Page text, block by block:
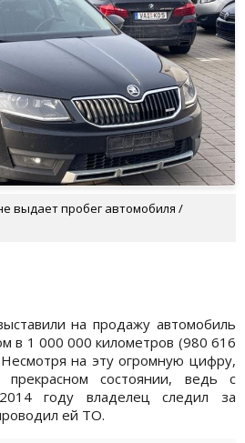
выдает пробег автомобиля /
на продажу автомобиль
в 1 000 000 километров (980 616
на эту огромную цифру,
состоянии, ведь с
году владелец следил за
ей ТО.